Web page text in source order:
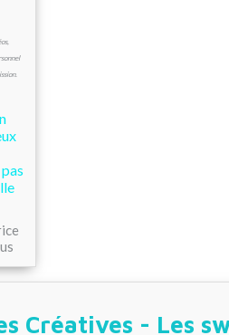
Créatives - Les